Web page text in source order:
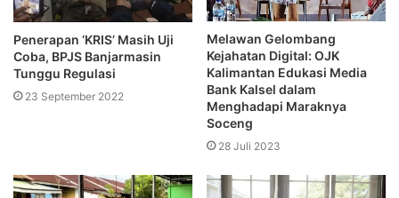
Penerapan ‘KRIS’ Masih Uji
Coba, BPJS Banjarmasin
Tunggu Regulasi
23 September 2022
Melawan Gelombang
Kejahatan Digital: OJK
Kalimantan Edukasi Media
Bank Kalsel dalam
Menghadapi Maraknya
Soceng
28 Juli 2023